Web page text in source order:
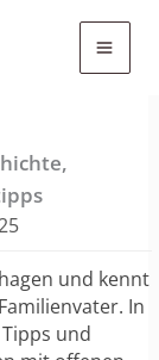
und kennt
In
und